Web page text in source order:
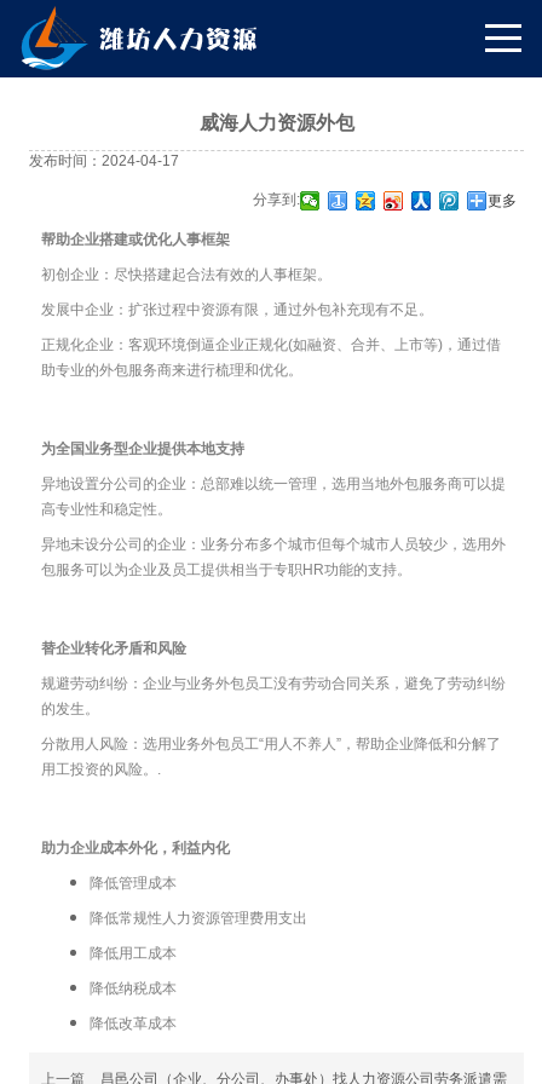
威海人力资源外包
发布时间：2024-04-17
分享到: 更多
帮助企业搭建或优化人事框架
初创企业：尽快搭建起合法有效的人事框架。
发展中企业：扩张过程中资源有限，通过外包补充现有不足。
正规化企业：客观环境倒逼企业正规化(如融资、合并、上市等)，通过借
助专业的外包服务商来进行梳理和优化。
为全国业务型企业提供本地支持
异地设置分公司的企业：总部难以统一管理，选用当地外包服务商可以提
高专业性和稳定性。
异地未设分公司的企业：业务分布多个城市但每个城市人员较少，选用外
包服务可以为企业及员工提供相当于专职HR功能的支持。
替企业转化矛盾和风险
规避劳动纠纷：企业与业务外包员工没有劳动合同关系，避免了劳动纠纷
的发生。
分散用人风险：选用业务外包员工“用人不养人”，帮助企业降低和分解了
用工投资的风险。.
助力企业成本外化，利益内化
降低管理成本
降低常规性人力资源管理费用支出
降低用工成本
降低纳税成本
降低改革成本
上一篇 昌邑公司（企业、分公司、办事处）找人力资源公司劳务派遣需